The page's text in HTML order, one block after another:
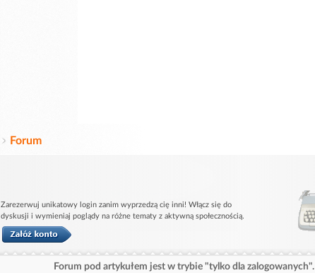
Forum
Zarezerwuj unikatowy login zanim wyprzedzą cię inni! Włącz się do
dyskusji i wymieniaj poglądy na różne tematy z aktywną społecznością.
Forum pod artykułem jest w trybie "tylko dla zalogowanych".